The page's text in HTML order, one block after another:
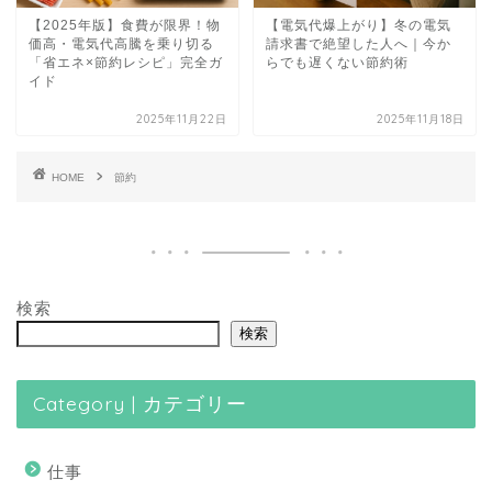
【2025年版】食費が限界！物
価高・電気代高騰を乗り切る
「省エネ×節約レシピ」完全ガ
イド
2025年11月22日
【電気代爆上がり】冬の電気
請求書で絶望した人へ｜今か
らでも遅くない節約術
2025年11月18日
HOME 節約
検索
検索
Category | カテゴリー
仕事